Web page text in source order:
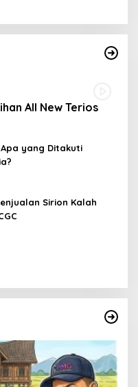
All New Terios
Apa yang Ditakuti
Sirion Kalah